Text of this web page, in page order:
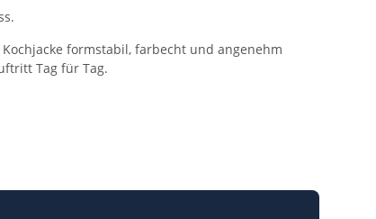
formstabil, farbecht und angenehm
Tag für Tag.